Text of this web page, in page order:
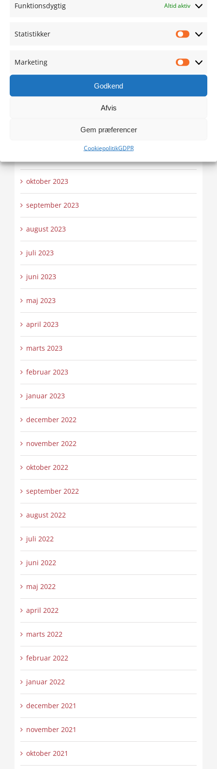
Funktionsdygtig Altid aktiv
Statistikker
Marketing
Godkend
Afvis
Gem præferencer
CookiepolitikGDPR
april 2024
marts 2024
oktober 2023
september 2023
august 2023
juli 2023
juni 2023
maj 2023
april 2023
marts 2023
februar 2023
januar 2023
december 2022
november 2022
oktober 2022
september 2022
august 2022
juli 2022
juni 2022
maj 2022
april 2022
marts 2022
februar 2022
januar 2022
december 2021
november 2021
oktober 2021